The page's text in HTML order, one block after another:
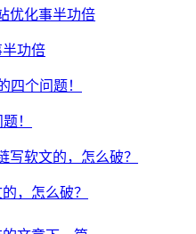
功倍
！
，怎么破？